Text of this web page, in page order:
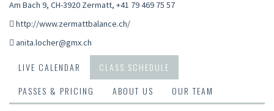
Am Bach 9, CH-3920 Zermatt, +41 79 469 75 57
http://www.zermattbalance.ch/
anita.locher@gmx.ch
LIVE CALENDAR
CLASS SCHEDULE
PASSES & PRICING
ABOUT US OUR TEAM